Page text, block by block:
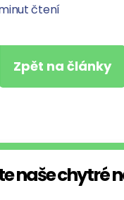
čtení
Zpět na články
naše chytré